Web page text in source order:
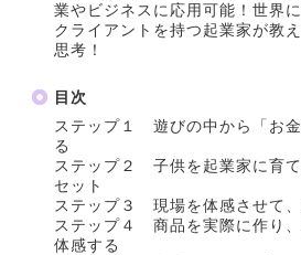
業やビジネスに応用可能！世界
クライアントを持つ起業家が教
思考！
目次
ステップ１ 遊びの中から「お
る
ステップ２ 子供を起業家に育
セット
ステップ３ 現場を体感させて
ステップ４ 商品を実際に作り
体感する